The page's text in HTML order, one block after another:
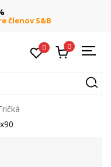
členov S&B
0 0